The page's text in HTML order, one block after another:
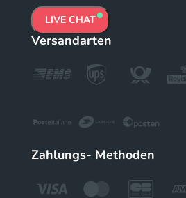
LIVE CHAT
Versandarten
Zahlungs- Methoden